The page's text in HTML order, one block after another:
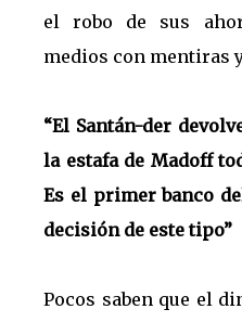
el robo de sus
medios con mentiras
“El Santán-der
la estafa de Madoff
Es el primer banco
decisión de este tipo”
Pocos saben que el